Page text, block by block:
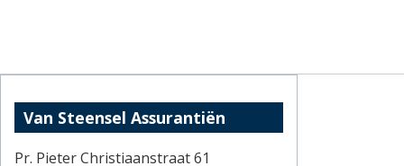
Van Steensel Assurantiën
Pr. Pieter Christiaanstraat 61